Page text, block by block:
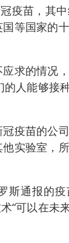
疫苗，其
等国家的
求的情况
人能够接
疫苗的公
实验室，
斯通报的
“可以在未